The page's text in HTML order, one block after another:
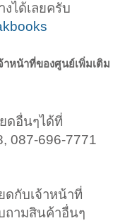
ได้เลยครับ
าหน้าที่ของศูนย์เพิ่มเติม
ดอื่นๆได้ที่
087-696-7771
ดกับเจ้าหน้าที่
ถามสินค้าอื่นๆ